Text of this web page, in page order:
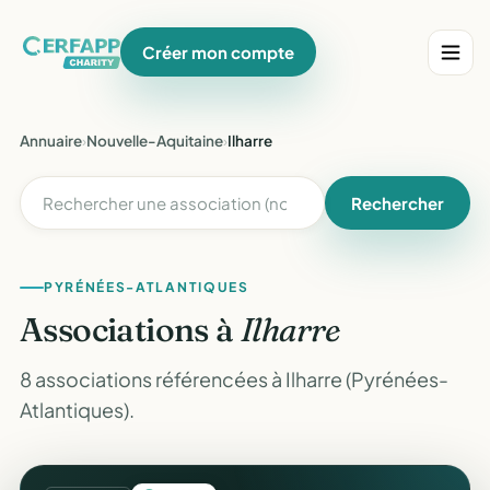
Créer mon compte
Annuaire›Nouvelle-Aquitaine›Ilharre
Rechercher
PYRÉNÉES-ATLANTIQUES
Associations àIlharre
8 associations référencées à Ilharre (Pyrénées-
Atlantiques).